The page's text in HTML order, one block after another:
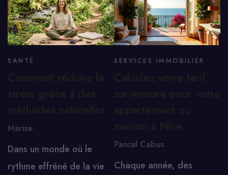
SANTÉ
Marise
Dans un monde où le
rythme effréné de la vie
SERVICES IMMOBILIER
Pascal Cabus
Chaque année, des